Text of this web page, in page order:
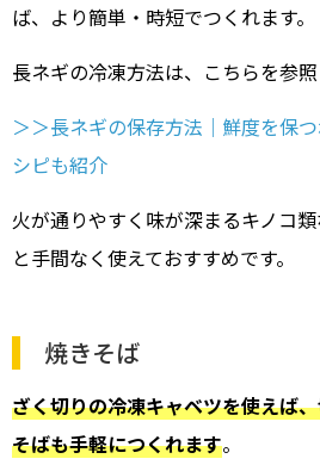
ば、より簡単・時短でつくれます。
長ネギの冷凍方法は、こちらを参照
＞＞長ネギの保存方法｜鮮度を保
シピも紹介
火が通りやすく味が深まるキノコ
と手間なく使えておすすめです。
焼きそば
ざく切りの冷凍キャベツを使えば
そばも手軽につくれます。